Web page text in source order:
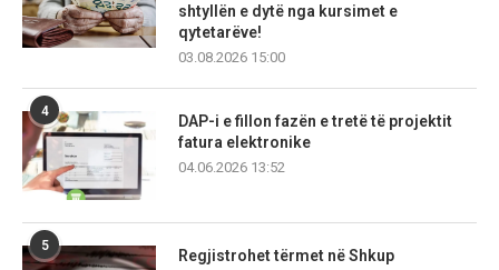
shtyllën e dytë nga kursimet e
qytetarëve!
03.08.2026 15:00
4
DAP-i e fillon fazën e tretë të projektit
fatura elektronike
04.06.2026 13:52
5
Regjistrohet tërmet në Shkup